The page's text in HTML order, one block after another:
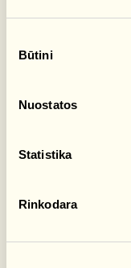
pasirinkimas
Būtini
Nuostatos
Statistika
Rinkodara
Žaliųjų Ežerų g. 53